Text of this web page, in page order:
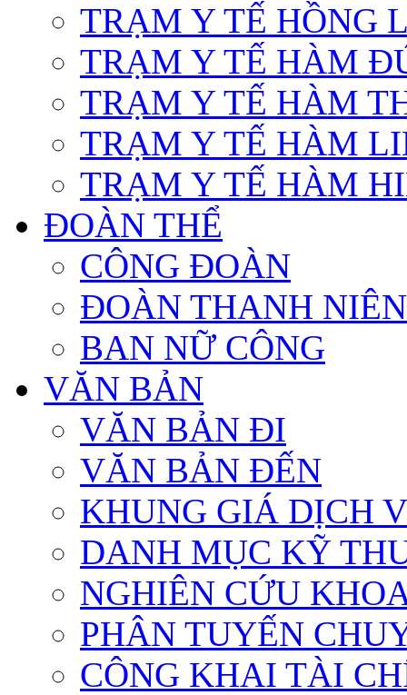
TRẠM Y TẾ HỒNG
TRẠM Y TẾ HÀM
TRẠM Y TẾ HÀM
TRẠM Y TẾ HÀM
TRẠM Y TẾ HÀM
ĐOÀN THỂ
CÔNG ĐOÀN
ĐOÀN THANH NIÊN
BAN NỮ CÔNG
VĂN BẢN
VĂN BẢN ĐI
VĂN BẢN ĐẾN
KHUNG GIÁ DỊCH
DANH MỤC KỸ
NGHIÊN CỨU
PHÂN TUYẾN
CÔNG KHAI TÀI